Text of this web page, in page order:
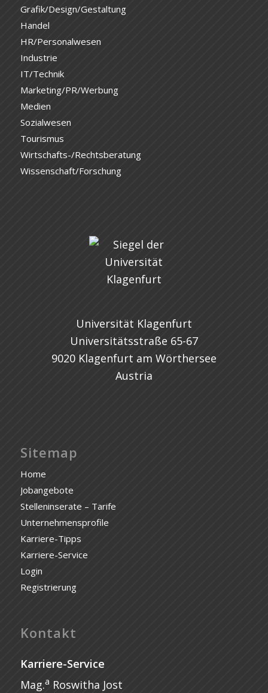
Grafik/Design/Gestaltung
Handel
HR/Personalwesen
Industrie
IT/Technik
Marketing/PR/Werbung
Medien
Sozialwesen
Tourismus
Wirtschafts-/Rechtsberatung
Wissenschaft/Forschung
Universität Klagenfurt
Universitätsstraße 65-67
9020 Klagenfurt am Wörthersee
Austria
Sitemap
Home
Jobangebote
Stelleninserate – Tarife
Unternehmensprofile
Karriere-Tipps
Karriere-Service
Login
Registrierung
Kontakt
Karriere-Service
Mag.a Roswitha Jost